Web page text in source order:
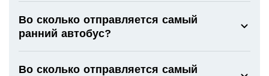
Во сколько отправляется самый
ранний автобус?
Во сколько отправляется самый